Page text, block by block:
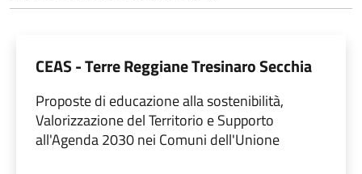
CEAS - Terre Reggiane Tresinaro Secchia
Proposte di educazione alla sostenibilità,
Valorizzazione del Territorio e Supporto
all'Agenda 2030 nei Comuni dell'Unione